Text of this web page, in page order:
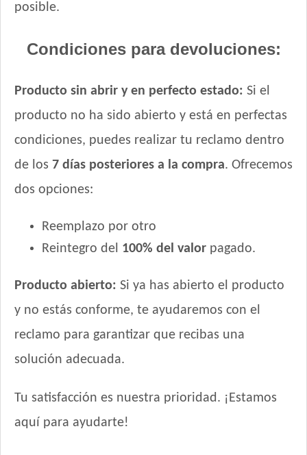
posible.
Condiciones para devoluciones:
Producto sin abrir y en perfecto estado: Si el
producto no ha sido abierto y está en perfectas
condiciones, puedes realizar tu reclamo dentro
de los 7 días posteriores a la compra. Ofrecemos
dos opciones:
Reemplazo por otro
Reintegro del 100% del valor pagado.
Producto abierto: Si ya has abierto el producto
y no estás conforme, te ayudaremos con el
reclamo para garantizar que recibas una
solución adecuada.
Tu satisfacción es nuestra prioridad. ¡Estamos
aquí para ayudarte!